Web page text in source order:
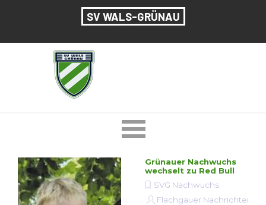
SV WALS-GRÜNAU
Grünauer Nachwuchs
wechselt zu Red Bull
SVG Nachwuchs
Flachgauer Nachrichten